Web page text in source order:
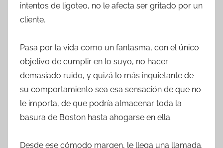
intentos de ligoteo, no le afecta ser gritado por un
cliente.
Pasa por la vida como un fantasma, con el único
objetivo de cumplir en lo suyo, no hacer
demasiado ruido, y quizá lo más inquietante de
su comportamiento sea esa sensación de que no
le importa, de que podría almacenar toda la
basura de Boston hasta ahogarse en ella.
Desde ese cómodo margen, le llega una llamada.